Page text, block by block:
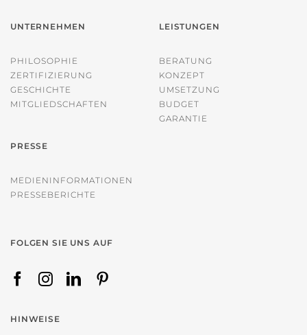
UNTERNEHMEN
PHILOSOPHIE
ZERTIFIZIERUNG
GESCHICHTE
MITGLIEDSCHAFTEN
LEISTUNGEN
BERATUNG
KONZEPT
UMSETZUNG
BUDGET
GARANTIE
PRESSE
MEDIENINFORMATIONEN
PRESSEBERICHTE
FOLGEN SIE UNS AUF
HINWEISE